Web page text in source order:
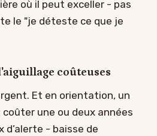
où il peut exceller - pas
le "je déteste ce que je
coûteuses
Et en orientation, un
une ou deux années
d’alerte - baisse de